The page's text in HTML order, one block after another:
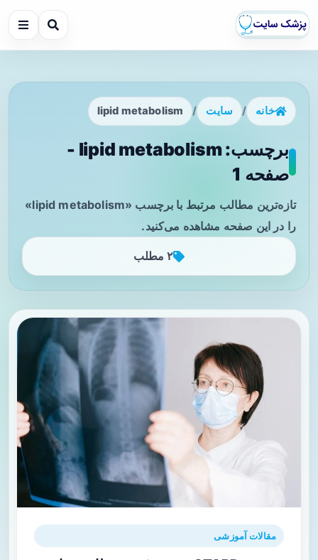
خانه / سایت /
lipid metabolism
برچسب: lipid metabolism -
صفحه 1
تازه‌ترین مطالب مرتبط با برچسب «lipid metabolism»
را در این صفحه مشاهده می‌کنید.
۲ مطلب
مقالات آموزشی